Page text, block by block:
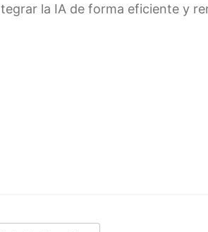
la IA de forma eficiente y